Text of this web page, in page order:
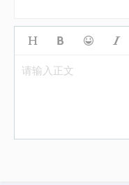
请输入正文